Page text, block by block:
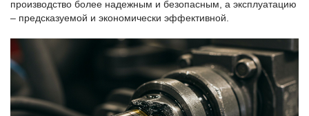
производство более надежным и безопасным, а эксплуатацию
– предсказуемой и экономически эффективной.